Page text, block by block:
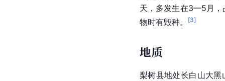
天，多发生在3—5月，
物时有毁种。
[3]
地质
梨树县地处长白山大黑